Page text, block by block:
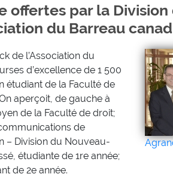
offertes par la
du Barreau
de l’Association du
d’excellence de 1 500
étudiant de la Faculté de
aperçoit, de gauche à
de la Faculté de droit;
de
– Division du Nouveau-
étudiante de 1re année;
de 2e année.